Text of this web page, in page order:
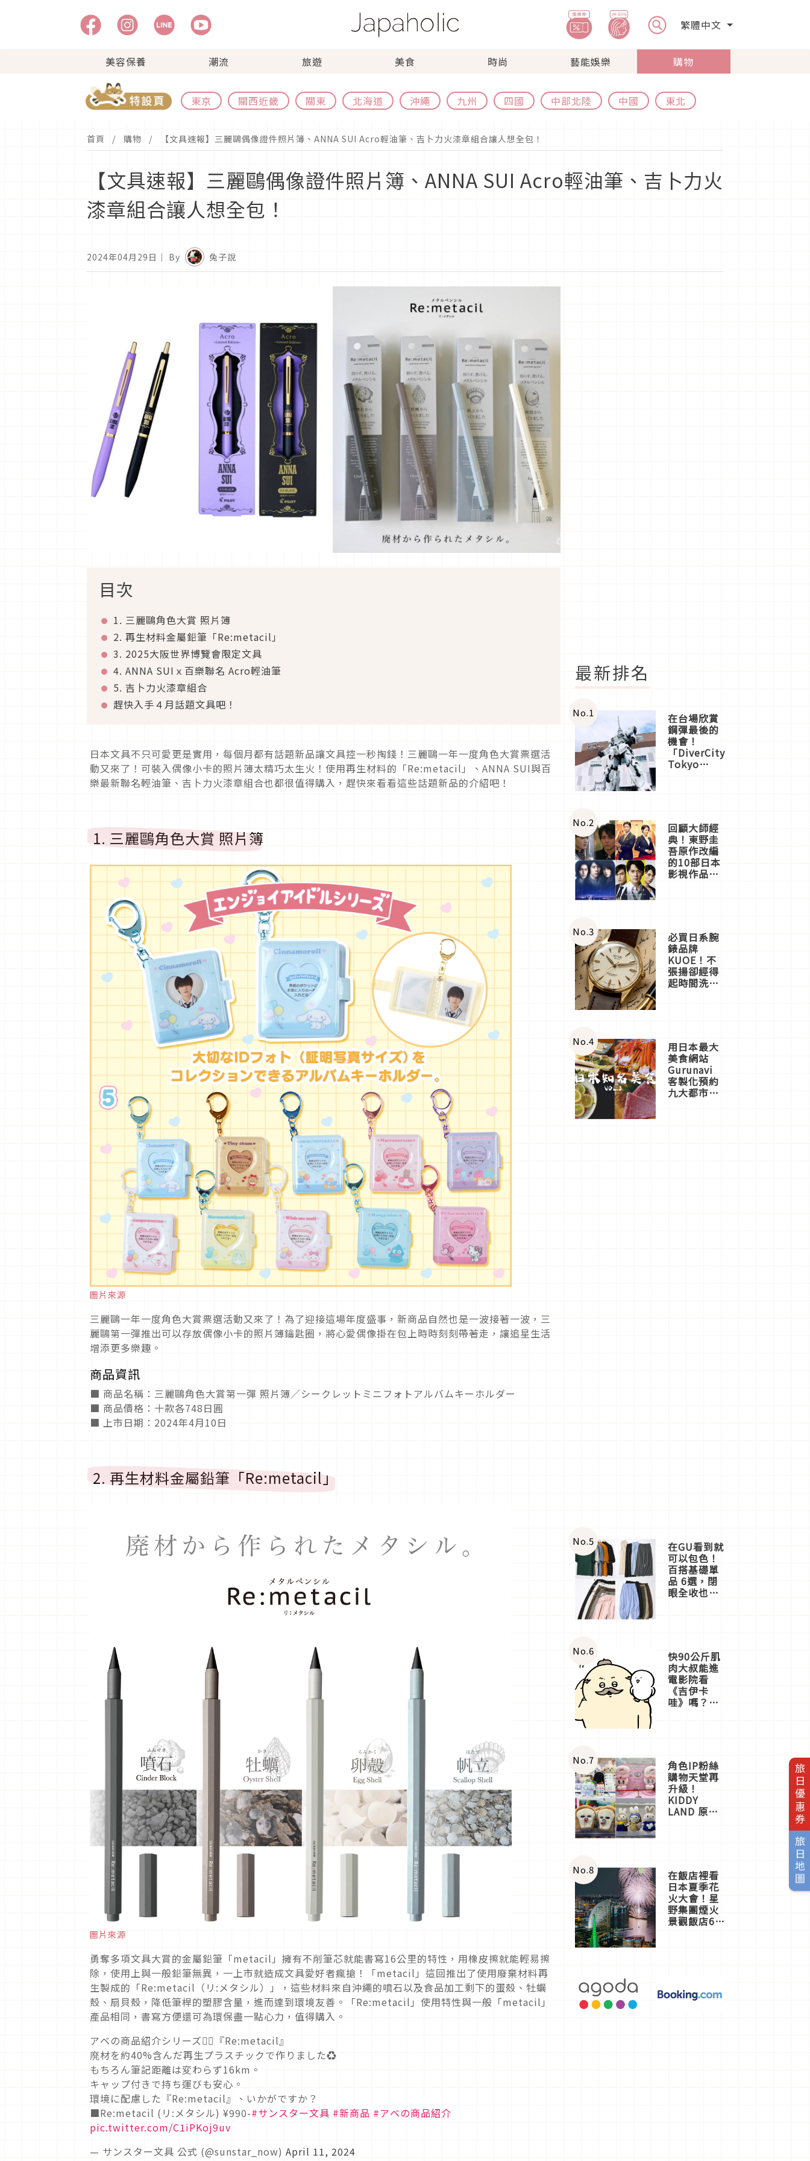
繁體中文
美容保養 潮流 旅遊 美食 時尚 藝能娛樂 購物
東京 關西近畿 關東 北海道 沖繩 九州 四國 中部北陸 中國 東北
旅日優惠券
旅日地圖
首頁 購物 【文具速報】三麗鷗偶像證件照片簿、ANNA SUI Acro輕油筆、吉卜力火漆章組合讓人想全包！
【文具速報】三麗鷗偶像證件照片簿、ANNA SUI Acro輕油筆、吉卜力火
漆章組合讓人想全包！
2024年04月29日 ｜ By 兔子說
目次
1. 三麗鷗角色大賞 照片簿
2. 再生材料金屬鉛筆「Re:metacil」
3. 2025大阪世界博覽會限定文具
4. ANNA SUIｘ百樂聯名 Acro輕油筆
5. 吉卜力火漆章組合
趕快入手４月話題文具吧！
日本文具不只可愛更是實用，每個月都有話題新品讓文具控一秒掏錢！三麗鷗一年一度角色大賞票選活
動又來了！可裝入偶像小卡的照片簿太精巧太生火！使用再生材料的「Re:metacil」、ANNA SUI與百
樂最新聯名輕油筆、吉卜力火漆章組合也都很值得購入，趕快來看看這些話題新品的介紹吧！
1. 三麗鷗角色大賞 照片簿
圖片來源
三麗鷗一年一度角色大賞票選活動又來了！為了迎接這場年度盛事，新商品自然也是一波接著一波，三
麗鷗第一彈推出可以存放偶像小卡的照片簿鑰匙圈，將心愛偶像掛在包上時時刻刻帶著走，讓追星生活
增添更多樂趣。
商品資訊
■ 商品名稱：三麗鷗角色大賞第一彈 照片簿／シークレットミニフォトアルバムキーホルダー
■ 商品價格：十款各748日圓
■ 上市日期：2024年4月10日
2. 再生材料金屬鉛筆「Re:metacil」
圖片來源
勇奪多項文具大賞的金屬鉛筆「metacil」擁有不削筆芯就能書寫16公里的特性，用橡皮擦就能輕易擦
除，使用上與一般鉛筆無異，一上市就造成文具愛好者瘋搶！「metacil」這回推出了使用廢棄材料再
生製成的「Re:metacil（リ:メタシル）」，這些材料來自沖繩的噴石以及食品加工剩下的蛋殼、牡蠣
殼、扇貝殼，降低筆桿的塑膠含量，進而達到環境友善。「Re:metacil」使用特性與一般「metacil」
產品相同，書寫方便還可為環保盡一點心力，值得購入。
アベの商品紹介シリーズ🙋‍♀️『Re:metacil』
廃材を約40%含んだ再生プラスチックで作りました♻️
もちろん筆記距離は変わらず16km。
キャップ付きで持ち運びも安心。
環境に配慮した『Re:metacil』、いかがですか？
■Re:metacil (リ:メタシル) ¥990-#サンスター文具 #新商品 #アベの商品紹介
pic.twitter.com/C1iPKoj9uv
— サンスター文具 公式 (@sunstar_now) April 11, 2024
最新排名
No.1 在台場欣賞
鋼彈最後的
機會！
「DiverCity
Tokyo
體驗
No.2 回顧大師經
典！東野圭
吾原作改編
的10部日本
影視作品推
No.3 必買日系腕
錶品牌
KUOE！不
張揚卻經得
起時間洗鍊
No.4 用日本最大
美食網站
Gurunavi
客製化預約
九大都市餐
No.5 在GU看到就
可以包色！
百搭基礎單
品 6選，閉
眼全收也不
No.6 快90公斤肌
肉大叔能進
電影院看
《吉伊卡
哇》嗎？日
一同給出了
答案
No.7 角色IP粉絲
購物天堂再
升級！
KIDDY
LAND 原宿
店3分即達
No.8 在飯店裡看
日本夏季花
火大會！星
野集團煙火
景觀飯店6